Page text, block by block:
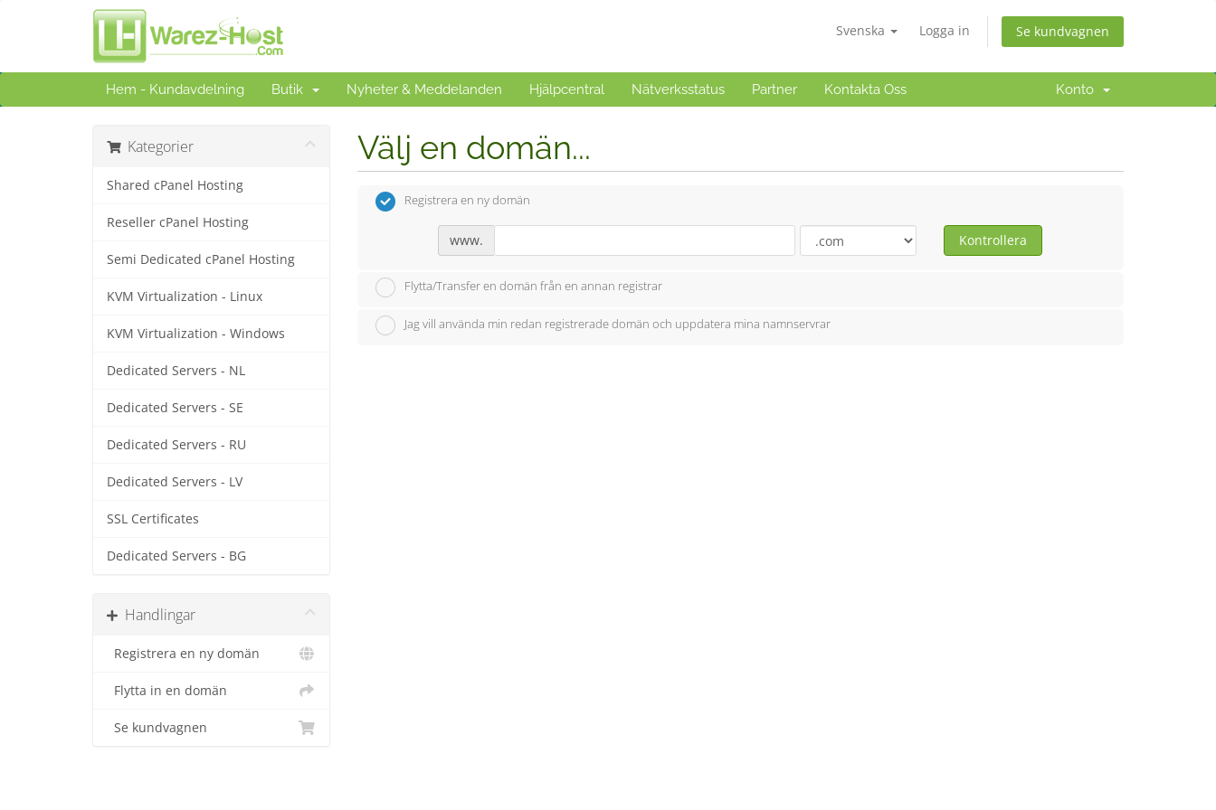
Svenska Logga in Se kundvagnen
Hem - Kundavdelning Butik Nyheter & Meddelanden Hjälpcentral Nätverksstatus Partner Kontakta Oss Konto
Kategorier
Shared cPanel Hosting
Reseller cPanel Hosting
Semi Dedicated cPanel Hosting
KVM Virtualization - Linux
KVM Virtualization - Windows
Dedicated Servers - NL
Dedicated Servers - SE
Dedicated Servers - RU
Dedicated Servers - LV
SSL Certificates
Dedicated Servers - BG
Handlingar
Registrera en ny domän
Flytta in en domän
Se kundvagnen
Välj en domän...
Registrera en ny domän
www. Kontrollera
Flytta/Transfer en domän från en annan registrar
Jag vill använda min redan registrerade domän och uppdatera mina namnservrar